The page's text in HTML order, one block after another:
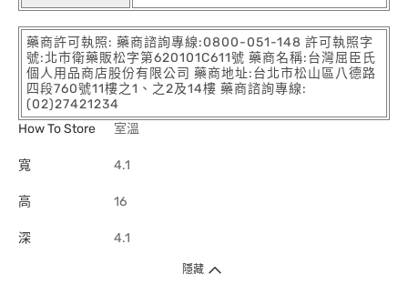
藥商許可執照: 藥商諮詢專線:0800-051-148 許可執照字
號:北市衛藥販松字第620101C611號 藥商名稱:台灣屈臣氏
個人用品商店股份有限公司 藥商地址:台北市松山區八德路
四段760號11樓之1、之2及14樓 藥商諮詢專線:
(02)27421234
How To Store
室溫
寬 4.1
高 16
深 4.1
隱藏